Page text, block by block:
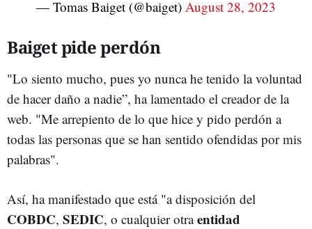
— Tomas Baiget (@baiget) August 28, 2023
Baiget pide perdón
"Lo siento mucho, pues yo nunca he tenido la voluntad
de hacer daño a nadie”, ha lamentado el creador de la
web. "Me arrepiento de lo que hice y pido perdón a
todas las personas que se han sentido ofendidas por mis
palabras".
Así, ha manifestado que está "a disposición del
COBDC, SEDIC, o cualquier otraentidad